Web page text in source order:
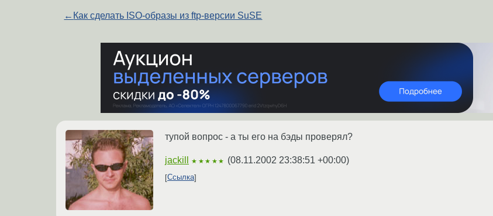
← Как сделать ISO-образы из ftp-версии SuSE
тупой вопрос - а ты его на бэды проверял?
jackill ★★★★★ (08.11.2002 23:38:51 +00:00)
Ссылка